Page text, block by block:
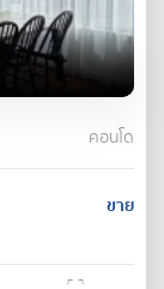
คอนโด
ขาย